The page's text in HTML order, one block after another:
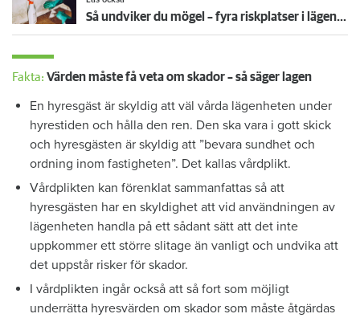
Så undviker du mögel – fyra riskplatser i lägenheten: ”Måste städa bort”
Fakta: Värden måste få veta om skador – så säger lagen
En hyresgäst är skyldig att väl vårda lägenheten under
hyrestiden och hålla den ren. Den ska vara i gott skick
och hyresgästen är skyldig att ”bevara sundhet och
ordning inom fastigheten”. Det kallas vårdplikt.
Vårdplikten kan förenklat sammanfattas så att
hyresgästen har en skyldighet att vid användningen av
lägenheten handla på ett sådant sätt att det inte
uppkommer ett större slitage än vanligt och undvika att
det uppstår risker för skador.
I vårdplikten ingår också att så fort som möjligt
underrätta hyresvärden om skador som måste åtgärdas